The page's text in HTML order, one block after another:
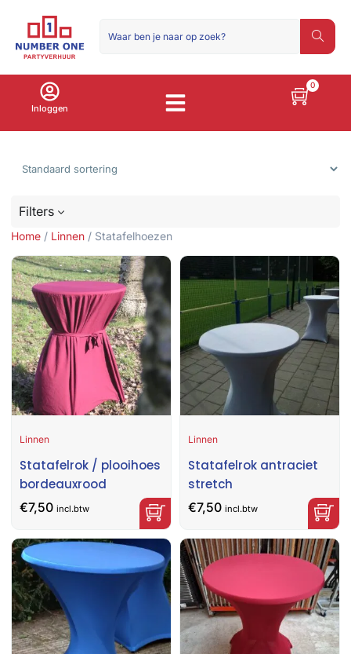
Inloggen
0
Filters
Home / Linnen / Statafelhoezen
Linnen
Statafelrok / plooihoes
bordeauxrood
€7,50 incl.btw
Linnen
Statafelrok antraciet
stretch
€7,50 incl.btw